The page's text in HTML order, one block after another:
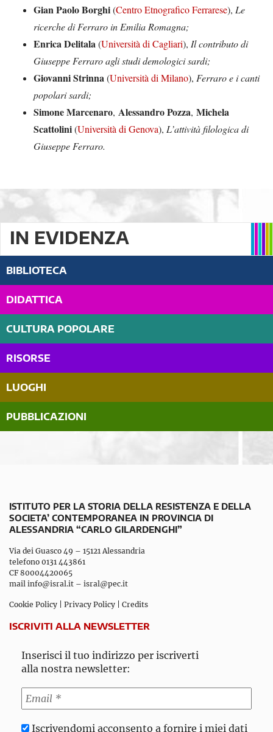
Gian Paolo Borghi(Centro Etnografico Ferrarese), Le
ricerche di Ferraro in Emilia Romagna;
Enrica Delitala(Università di Cagliari), Il contributo di
Giuseppe Ferraro agli studi demologici sardi;
Giovanni Strinna(Università di Milano), Ferraro e i canti
popolari sardi;
Simone Marcenaro, Alessandro Pozza, Michela
Scattolini(Università di Genova), L’attività filologica di
Giuseppe Ferraro.
IN EVIDENZA
BIBLIOTECA
DIDATTICA
CULTURA POPOLARE
RISORSE
LUOGHI
PUBBLICAZIONI
ISTITUTO PER LA STORIA DELLA RESISTENZA E DELLA
SOCIETA’ CONTEMPORANEA IN PROVINCIA DI
ALESSANDRIA “CARLO GILARDENGHI”
Via dei Guasco 49 – 15121 Alessandria
telefono 0131 443861
CF 80004420065
mail info@isral.it – isral@pec.it
Cookie Policy Privacy Policy Credits
ISCRIVITI ALLA NEWSLETTER
Inserisci il tuo indirizzo per iscriverti
alla nostra newsletter:
Iscrivendomi acconsento a fornire i miei dati